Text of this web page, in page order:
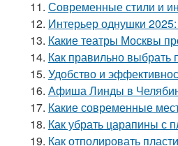
11. Современные стили и
12. Интерьер однушки
13. Какие театры Москвы
14. Как правильно выбрать
15. Удобство и
16. Афиша Линды в
17. Какие современные
18. Как убрать царапины с
19. Как отполировать